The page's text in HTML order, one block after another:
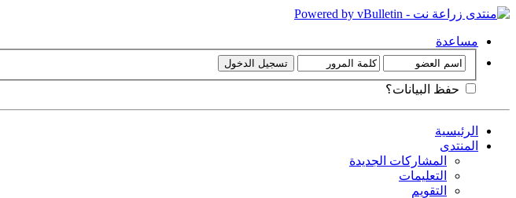
مساعدة
حفظ البيانات؟
الرئيسية
المنتدى
المشاركات الجديدة
التعليمات
التقويم